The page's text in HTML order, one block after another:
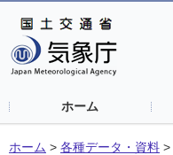
ホーム
ホーム > 各種データ・資料 >